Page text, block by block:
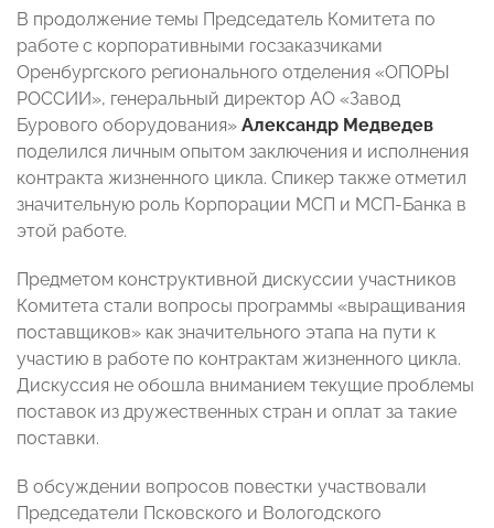
В продолжение темы Председатель Комитета по
работе с корпоративными госзаказчиками
Оренбургского регионального отделения «ОПОРЫ
РОССИИ», генеральный директор АО «Завод
Бурового оборудования» Александр Медведев
поделился личным опытом заключения и исполнения
контракта жизненного цикла. Спикер также отметил
значительную роль Корпорации МСП и МСП-Банка в
этой работе.
Предметом конструктивной дискуссии участников
Комитета стали вопросы программы «выращивания
поставщиков» как значительного этапа на пути к
участию в работе по контрактам жизненного цикла.
Дискуссия не обошла вниманием текущие проблемы
поставок из дружественных стран и оплат за такие
поставки.
В обсуждении вопросов повестки участвовали
Председатели Псковского и Вологодского